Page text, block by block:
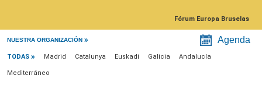
Fórum Europa Bruselas
NUESTRA ORGANIZACIÓN Agenda
Menú noticias
TODAS Madrid Catalunya Euskadi Galicia Andalucía
Mediterráneo